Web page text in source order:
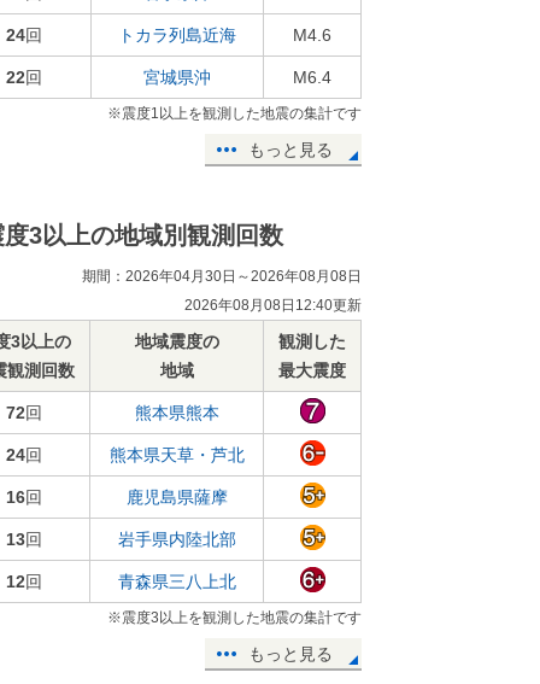
24回 トカラ列島近海 M4.6
22回 宮城県沖 M6.4
※震度1以上を観測した地震の集計です
もっと見る
度3以上の地域別観測回数
期間：2026年04月30日～2026年08月08日
2026年08月08日12:40更新
3以上の
観測回数
地域震度の
地域
観測した
最大震度
72回 熊本県熊本
24回 熊本県天草・芦北
16回 鹿児島県薩摩
13回 岩手県内陸北部
12回 青森県三八上北
※震度3以上を観測した地震の集計です
もっと見る